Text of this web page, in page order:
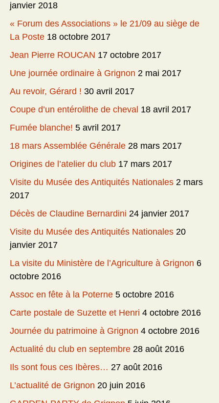
janvier 2018
« Forum des Associations » le 21/09 au siège de
La Poste 18 octobre 2017
Jean Pierre ROUCAN 17 octobre 2017
Une journée ordinaire à Grignon 2 mai 2017
Au revoir, Gérard ! 30 avril 2017
Coupe d’un entérolithe de cheval 18 avril 2017
Fumée blanche! 5 avril 2017
18 mars Assemblée Générale 28 mars 2017
Origines de l’atelier du club 17 mars 2017
Visite du Musée des Antiquités Nationales 2 mars
2017
Décès de Claudine Bernardini 24 janvier 2017
Visite du Musée des Antiquités Nationales 20
janvier 2017
La visite du Ministère de l’Agriculture à Grignon 6
octobre 2016
Assoc en fête à la Poterne 5 octobre 2016
Carte postale de Suzette et Henri 4 octobre 2016
Journée du patrimoine à Grignon 4 octobre 2016
Actualité du club en septembre 28 août 2016
Ils sont fous ces Ibères… 27 août 2016
L’actualité de Grignon 20 juin 2016